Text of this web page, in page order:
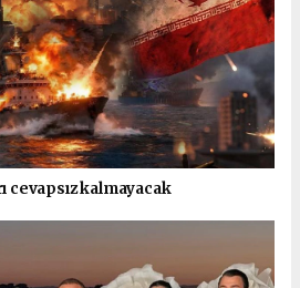
cevapsız kalmayacak